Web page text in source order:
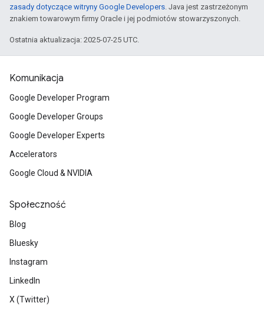
zasady dotyczące witryny Google Developers. Java jest zastrzeżonym
znakiem towarowym firmy Oracle i jej podmiotów stowarzyszonych.
Ostatnia aktualizacja: 2025-07-25 UTC.
Komunikacja
Google Developer Program
Google Developer Groups
Google Developer Experts
Accelerators
Google Cloud & NVIDIA
Społeczność
Blog
Bluesky
Instagram
LinkedIn
X (Twitter)